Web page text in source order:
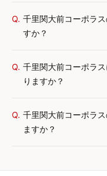
Q. 千里関大前コーポラ
すか？
Q. 千里関大前コーポラ
りますか？
Q. 千里関大前コーポラ
ますか？